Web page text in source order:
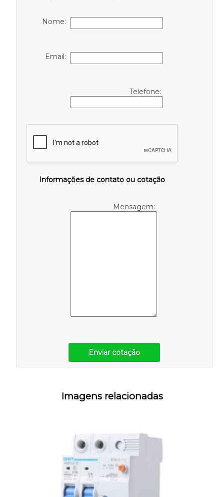
Nome:
Email:
Telefone:
Informações de contato ou cotação
Mensagem:
Enviar cotação
Imagens relacionadas